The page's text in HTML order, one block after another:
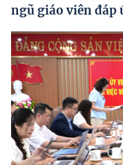
Kinh tế tư nhân
Doanh nghiệp dân
Khác
Video
Photo
ngũ giáo viên đáp